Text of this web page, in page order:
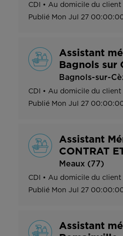
CDI • Au domicile du client
Publié Mon Jul 27
Assistant
Bagnols sur
Bagnols-sur-
CDI • Au domicile du client
Publié Mon Jul 27
Assistant
CONTRAT
Meaux (77)
CDI • Au domicile du client
Publié Mon Jul 27
Assistant